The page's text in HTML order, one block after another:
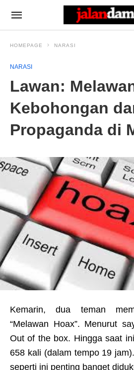
HOMEPAGE NARASI
NARASI
Lawan:
Kebohongan
Propaganda di
Kemarin, dua teman
“Melawan Hoax”. Menurut
Out of the box. Hingga saat
658 kali (dalam tempo 19
seperti ini penting banget